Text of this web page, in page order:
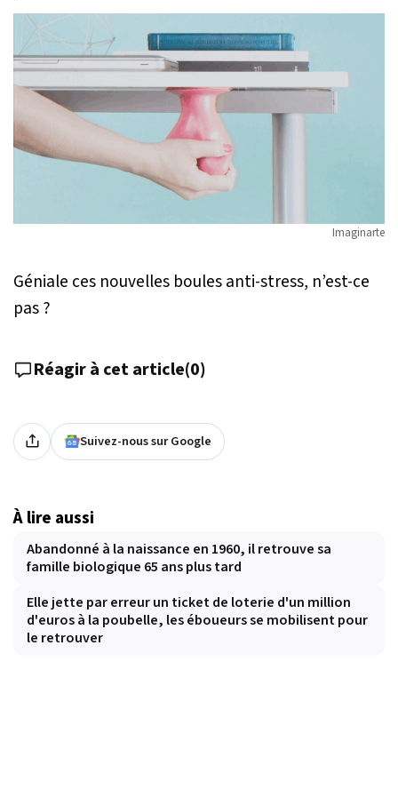
Imaginarte
Géniale ces nouvelles boules anti-stress, n’est-ce
pas ?
Réagir à cet article(0)
Suivez-nous sur Google
À lire aussi
Abandonné à la naissance en 1960, il retrouve sa
famille biologique 65 ans plus tard
Elle jette par erreur un ticket de loterie d'un million
d'euros à la poubelle, les éboueurs se mobilisent pour
le retrouver